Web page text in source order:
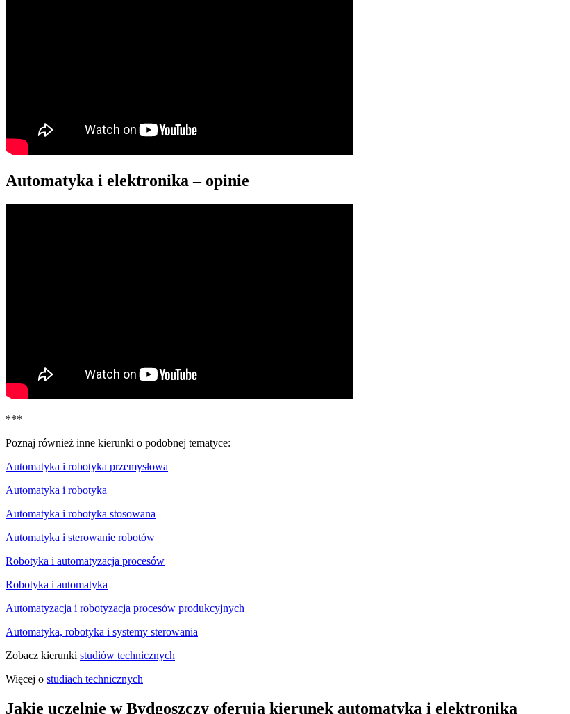
Automatyka i elektronika – opinie
***
Poznaj również inne kierunki o podobnej tematyce:
Automatyka i robotyka przemysłowa
Automatyka i robotyka
Automatyka i robotyka stosowana
Automatyka i sterowanie robotów
Robotyka i automatyzacja procesów
Robotyka i automatyka
Automatyzacja i robotyzacja procesów produkcyjnych
Automatyka, robotyka i systemy sterowania
Zobacz kierunki studiów technicznych
Więcej o studiach technicznych
Jakie uczelnie w Bydgoszczy oferują kierunek automatyka i elektronika